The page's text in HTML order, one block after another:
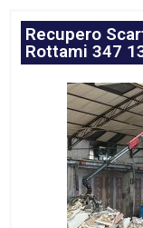
Recupero
Rottami 347